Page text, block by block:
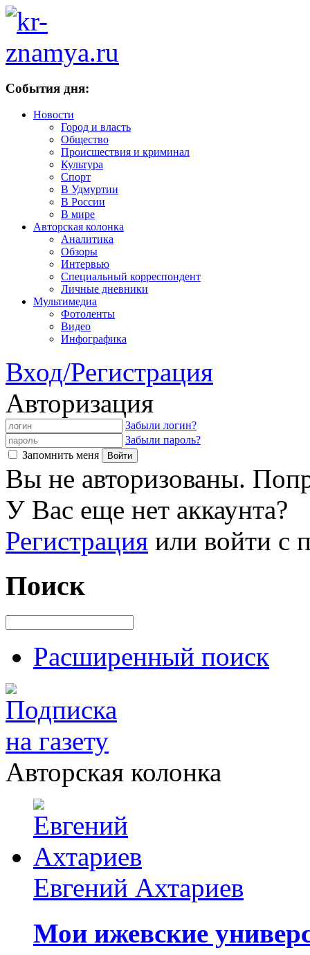
События дня:
Новости
Город и власть
Общество
Происшествия и криминал
Культура
Спорт
В Удмуртии
В России
В мире
Авторская колонка
Аналитика
Обзоры
Интервью
Специальный корреспондент
Личные дневники
Мультимедиа
Фотоленты
Видео
Инфографика
Вход/Регистрация
Авторизация
Забыли логин?
Забыли пароль?
Запомнить меня
Вы не авторизованы.
У Вас еще нет аккаунта?
Регистрация или войти с
Поиск
Расширенный поиск
Авторская колонка
Евгений Ахтариев
Мои ижевские